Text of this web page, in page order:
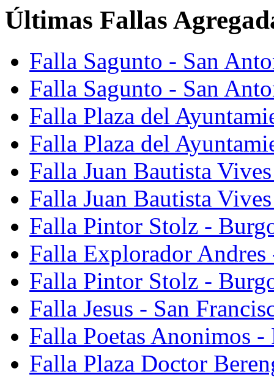
Últimas Fallas
Falla Sagunto - San
Falla Sagunto - San
Falla Plaza del
Falla Plaza del
Falla Juan Bautista
Falla Juan Bautista
Falla Pintor Stolz -
Falla Explorador Andres
Falla Pintor Stolz -
Falla Jesus - San
Falla Poetas Anonimos
Falla Plaza Doctor